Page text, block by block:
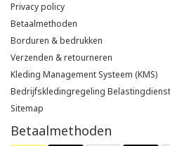
Privacy policy
Betaalmethoden
Borduren & bedrukken
Verzenden & retourneren
Kleding Management Systeem (KMS)
Bedrijfskledingregeling Belastingdienst
Sitemap
Betaalmethoden